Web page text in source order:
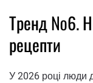
Тренд №6.
рецепти
У 2026 році люди